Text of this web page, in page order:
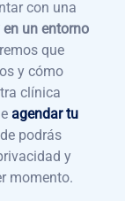
con una
un entorno
que
y cómo
clínica
agendar tu
podrás
y
momento.